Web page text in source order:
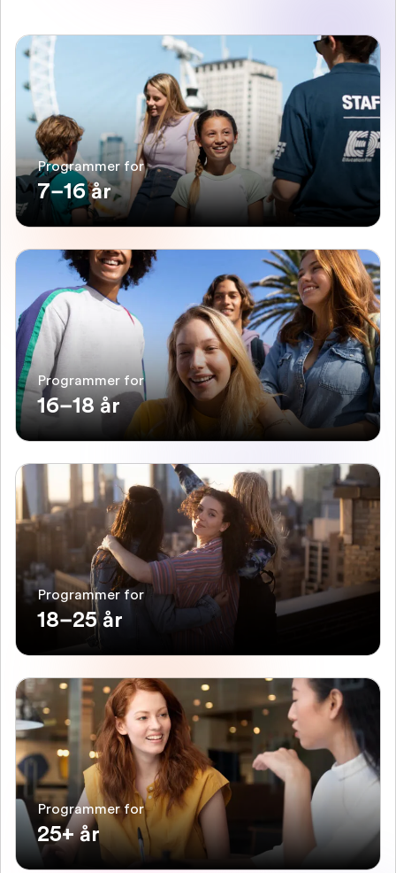
Programmer for
7–16 år
Programmer for
16–18 år
Programmer for
18–25 år
Programmer for
25+ år